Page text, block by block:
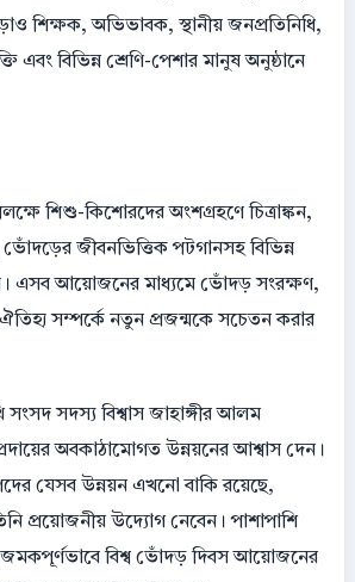
শিক্ষক, অভিভাবক, স্থানীয় জনপ্রতিনিধি,
এবং বিভিন্ন শ্রেণি-পেশার মানুষ অনুষ্ঠানে
শিশু-কিশোরদের অংশগ্রহণে চিত্রাঙ্কন,
ভোঁদড়ের জীবনভিত্তিক পটগানসহ বিভিন্ন
এসব আয়োজনের মাধ্যমে ভোঁদড় সংরক্ষণ,
ঐতিহ্য সম্পর্কে নতুন প্রজন্মকে সচেতন করার
সংসদ সদস্য বিশ্বাস জাহাঙ্গীর আলম
অবকাঠামোগত উন্নয়নের আশ্বাস দেন।
যেসব উন্নয়ন এখনো বাকি রয়েছে,
প্রয়োজনীয় উদ্যোগ নেবেন। পাশাপাশি
বিশ্ব ভোঁদড় দিবস আয়োজনের